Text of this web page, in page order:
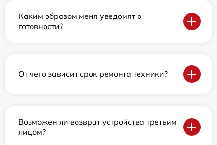
Каким образом меня уведомят о
готовности?
От чего зависит срок ремонта техники?
Возможен ли возврат устройства третьим
лицом?